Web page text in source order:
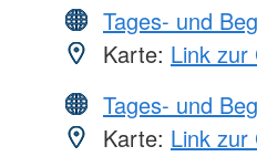
Tages- und
Karte: Link zur
Tages- und
Karte: Link zur